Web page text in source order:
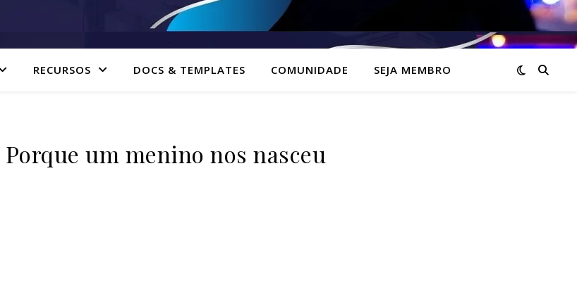
RECURSOS DOCS & TEMPLATES COMUNIDADE SEJA MEMBRO
um menino nos nasceu